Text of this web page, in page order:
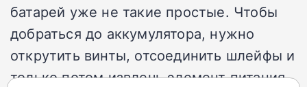
батарей уже не такие простые. Чтобы
добраться до аккумулятора, нужно
открутить винты, отсоединить шлейфы и
только потом извлечь элемент питания.